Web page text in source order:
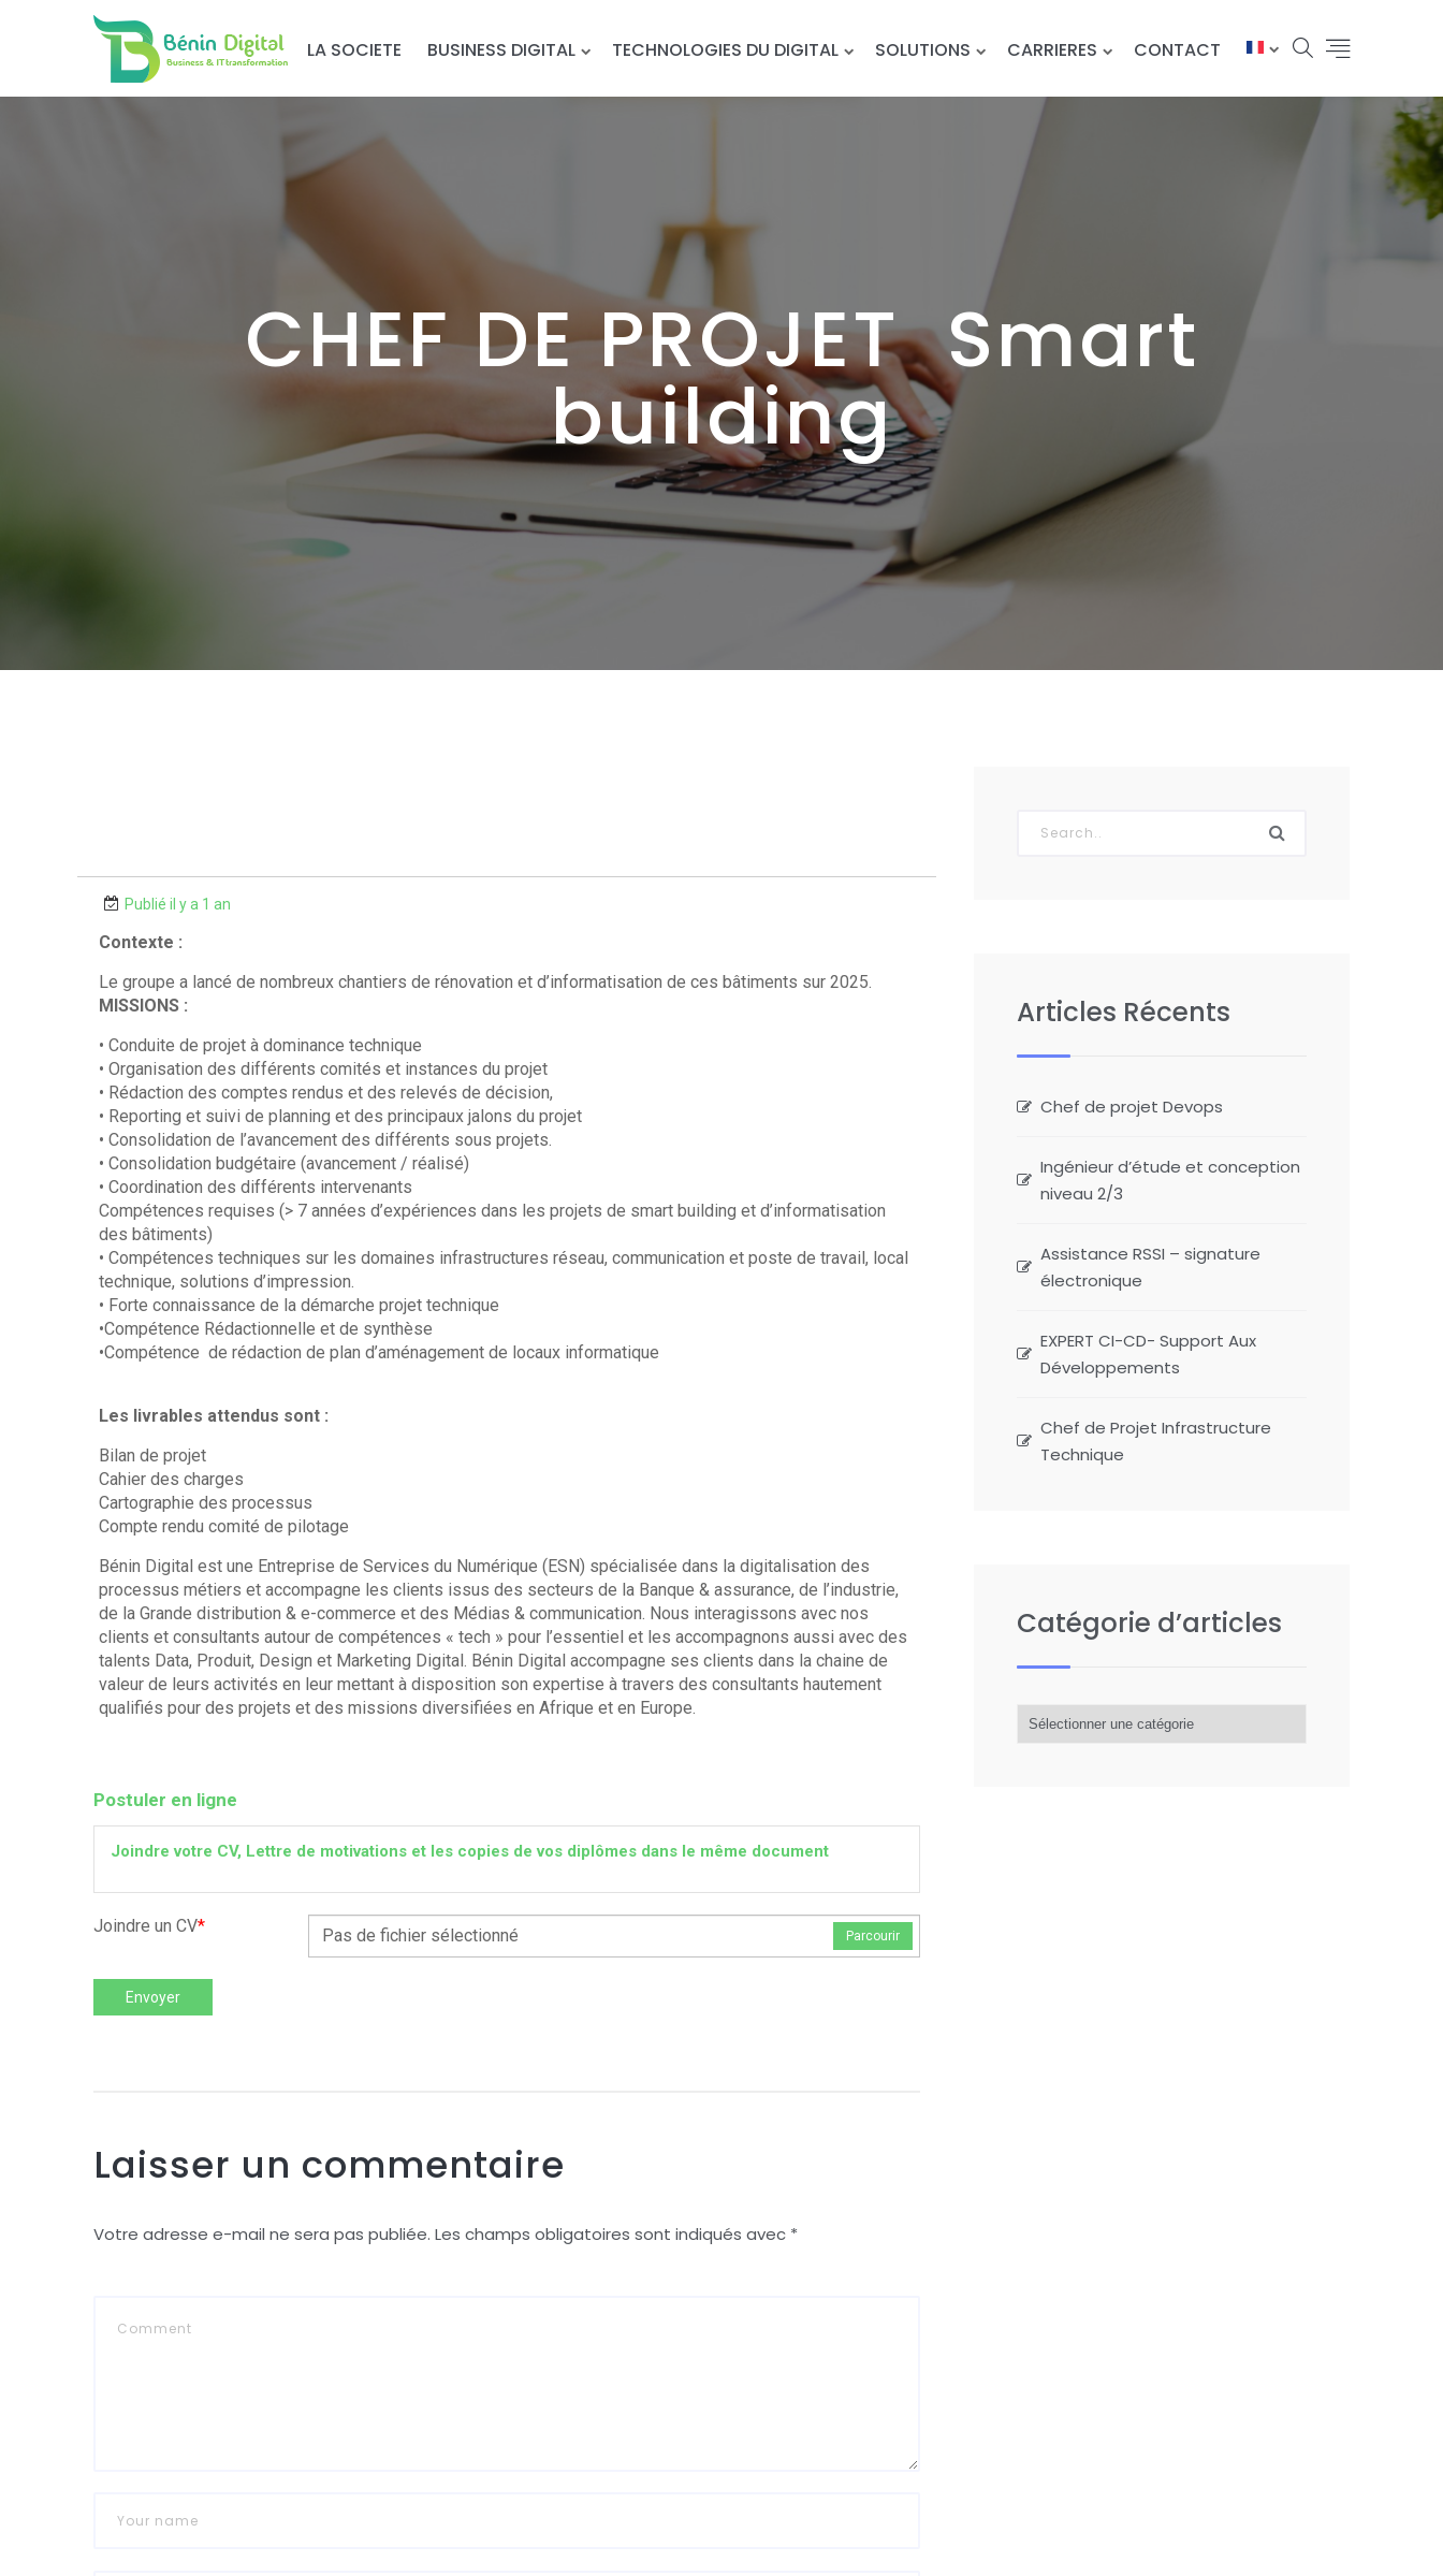
LA SOCIETE BUSINESS DIGITAL TECHNOLOGIES DU DIGITAL SOLUTIONS CARRIERES CONTACT
CHEF DE PROJET Smart
building
Publié il y a 1 an
Contexte :
Le groupe a lancé de nombreux chantiers de rénovation et d’informatisation de ces bâtiments sur 2025.
MISSIONS :
• Conduite de projet à dominance technique
• Organisation des différents comités et instances du projet
• Rédaction des comptes rendus et des relevés de décision,
• Reporting et suivi de planning et des principaux jalons du projet
• Consolidation de l’avancement des différents sous projets.
• Consolidation budgétaire (avancement / réalisé)
• Coordination des différents intervenants
Compétences requises (> 7 années d’expériences dans les projets de smart building et d’informatisation
des bâtiments)
• Compétences techniques sur les domaines infrastructures réseau, communication et poste de travail, local
technique, solutions d’impression.
• Forte connaissance de la démarche projet technique
•Compétence Rédactionnelle et de synthèse
•Compétence de rédaction de plan d’aménagement de locaux informatique
Les livrables attendus sont :
Bilan de projet
Cahier des charges
Cartographie des processus
Compte rendu comité de pilotage
Bénin Digital est une Entreprise de Services du Numérique (ESN) spécialisée dans la digitalisation des
processus métiers et accompagne les clients issus des secteurs de la Banque & assurance, de l’industrie,
de la Grande distribution & e-commerce et des Médias & communication. Nous interagissons avec nos
clients et consultants autour de compétences « tech » pour l’essentiel et les accompagnons aussi avec des
talents Data, Produit, Design et Marketing Digital. Bénin Digital accompagne ses clients dans la chaine de
valeur de leurs activités en leur mettant à disposition son expertise à travers des consultants hautement
qualifiés pour des projets et des missions diversifiées en Afrique et en Europe.
Postuler en ligne
Joindre votre CV, Lettre de motivations et les copies de vos diplômes dans le même document
Joindre un CV* Pas de fichier sélectionné Parcourir
Envoyer
Laisser un commentaire
Votre adresse e-mail ne sera pas publiée. Les champs obligatoires sont indiqués avec *
Articles Récents
Chef de projet Devops
Ingénieur d’étude et conception
niveau 2/3
Assistance RSSI – signature
électronique
EXPERT CI-CD- Support Aux
Développements
Chef de Projet Infrastructure
Technique
Catégorie d’articles
d’articles